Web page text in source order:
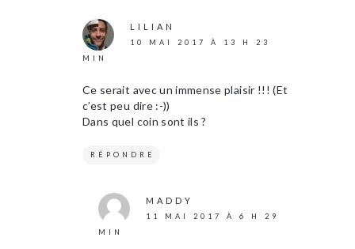
LILIAN
10 MAI 2017 À 13 H 23
MIN
Ce serait avec un immense plaisir !!! (Et
c’est peu dire :-))
Dans quel coin sont ils ?
RÉPONDRE
MADDY
11 MAI 2017 À 6 H 29
MIN